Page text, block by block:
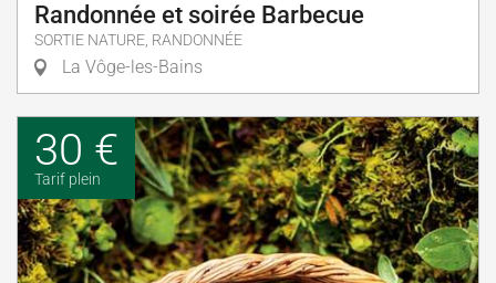
Randonnée et soirée Barbecue
SORTIE NATURE, RANDONNÉE
La Vôge-les-Bains
30 €
Tarif plein